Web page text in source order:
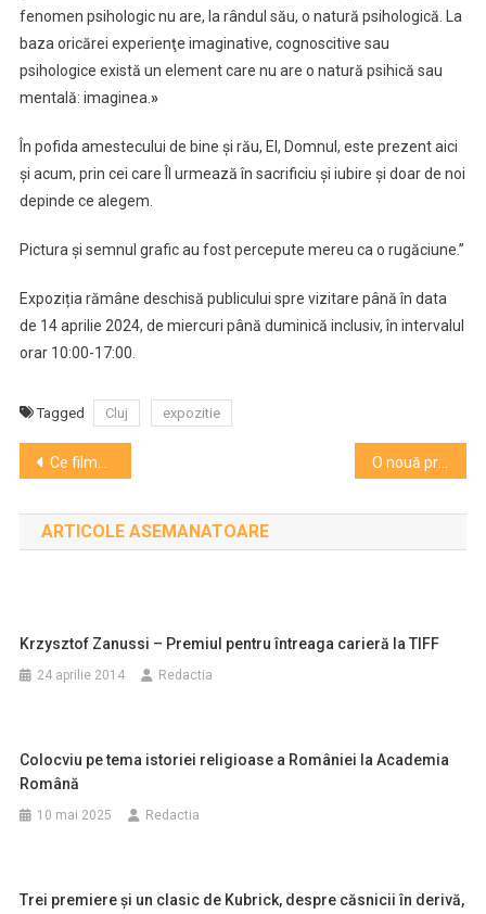
fenomen psihologic nu are, la rândul său, o natură psihologică. La
baza oricărei experienţe imaginative, cognoscitive sau
psihologice există un element care nu are o natură psihică sau
mentală: imaginea.»
În pofida amestecului de bine şi rău, El, Domnul, este prezent aici
şi acum, prin cei care Îl urmează în sacrificiu şi iubire și doar de noi
depinde ce alegem.
Pictura și semnul grafic au fost percepute mereu ca o rugăciune.”
Expoziția rămâne deschisă publicului spre vizitare până în data
de 14 aprilie 2024, de miercuri până duminică inclusiv, în intervalul
orar 10:00-17:00.
Tagged Cluj expozitie
Navigare
în
articole
Ce filme propune ARTA săptămâna aceasta? O nouă premieră la Teatrul Național. ”A douăsprezecea noapte sau Cum doriți” în regia lui Botond Nagy
ARTICOLE ASEMANATOARE
Krzysztof Zanussi – Premiul pentru întreaga carieră la TIFF
24 aprilie 2014 Redactia
Colocviu pe tema istoriei religioase a României la Academia
Română
10 mai 2025 Redactia
Trei premiere și un clasic de Kubrick, despre căsnicii în derivă,